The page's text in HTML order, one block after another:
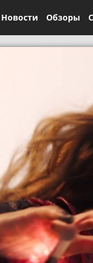
Новости Обзоры